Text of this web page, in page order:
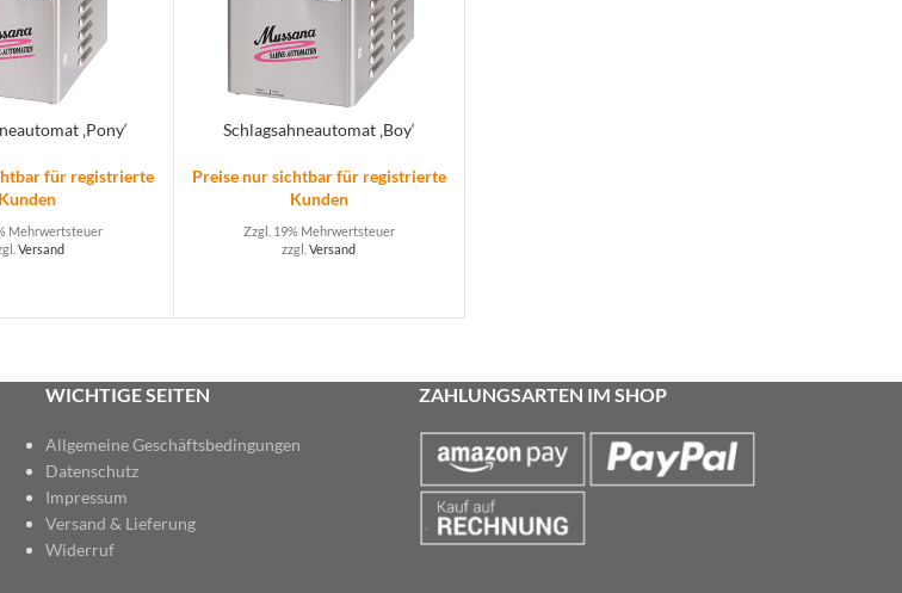
‚Pony‘
für registrierte
Kunden
Mehrwertsteuer
Versand
Schlagsahneautomat ‚Boy‘
Preise nur sichtbar für registrierte
Kunden
Zzgl. 19% Mehrwertsteuer
zzgl.Versand
WICHTIGE SEITEN
Allgemeine Geschäftsbedingungen
Datenschutz
Impressum
Versand & Lieferung
Widerruf
ZAHLUNGSARTEN IM SHOP